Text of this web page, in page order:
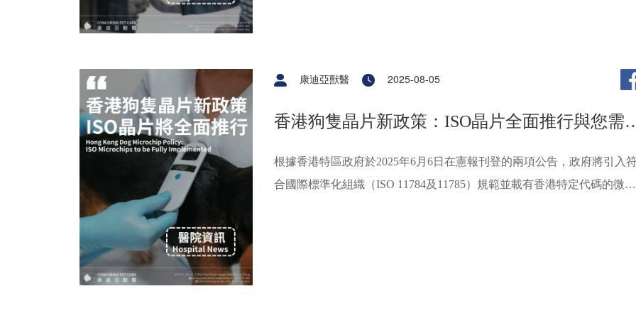
康迪亞獸醫 2025-08-05
香港狗隻晶片新政策：ISO晶片全面推行與您需
知道的事項
根據香港特區政府於2025年6月6日在憲報刊登的兩項公告，政府將引入
合國際標準化組織（ISO 11784及11785）規範並載有香港特定代碼的微型